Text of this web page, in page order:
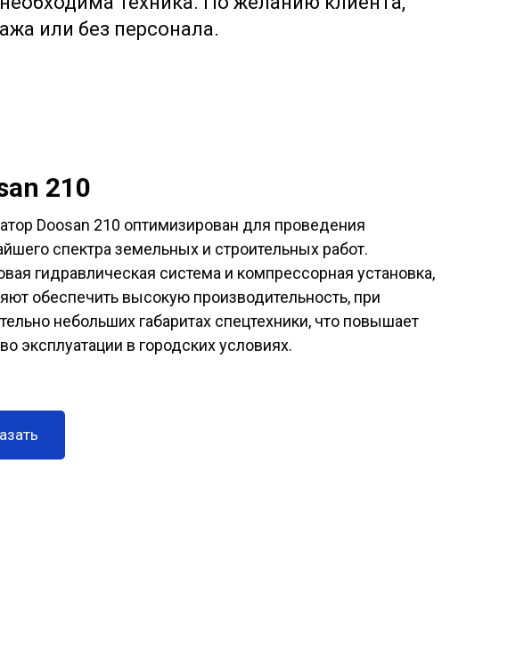
или без персонала.
210
Doosan 210 оптимизирован для проведения
спектра земельных и строительных работ.
гидравлическая система и компрессорная установка,
обеспечить высокую производительность, при
небольших габаритах спецтехники, что повышает
эксплуатации в городских условиях.